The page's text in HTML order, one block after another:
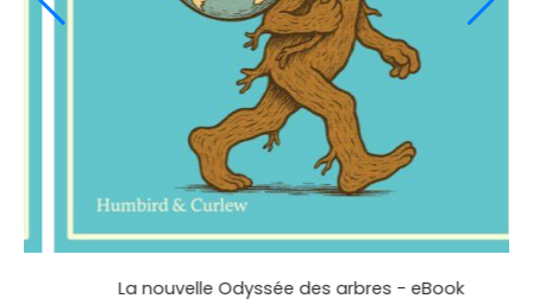
La nouvelle Odyssée des arbres - eBook